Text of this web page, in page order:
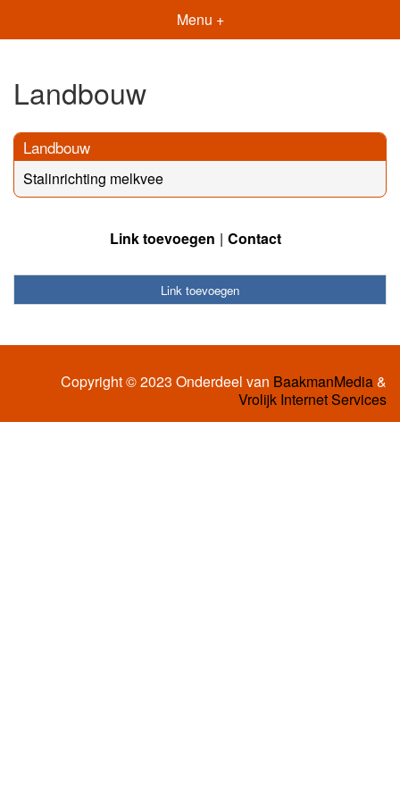
Menu +
Landbouw
Landbouw
Stalinrichting melkvee
Link toevoegen Contact
Link toevoegen
Copyright © 2023 Onderdeel van BaakmanMedia&
Vrolijk Internet Services